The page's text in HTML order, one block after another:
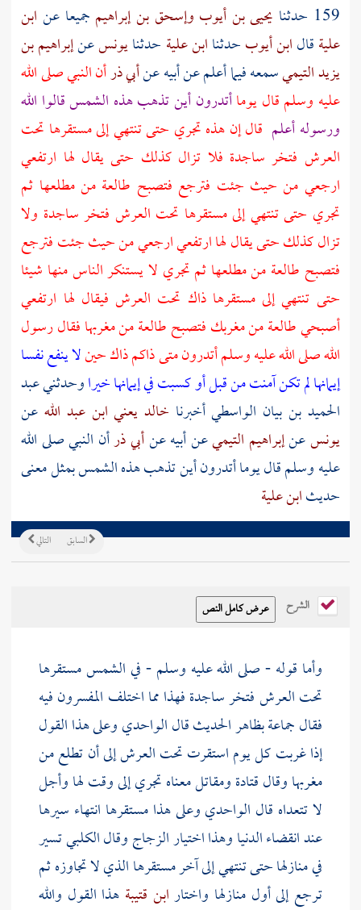
159 حدثنا يحيى بن أيوب وإسحق بن إبراهيم جميعا عن ابن
عليةقالابن أيوبحدثناابن علية حدثنايونسعنإبراهيم بن
يزيد التيميسمعه فيما أعلم عنأبيهعنأبي ذرأن النبي صلى الله
عليه وسلم قال يوماأتدرون أين تذهب هذه الشمس قالوا الله
ورسوله أعلم قال إن هذه تجري حتى تنتهي إلى مستقرها تحت
العرش فتخر ساجدة فلا تزال كذلك حتى يقال لها ارتفعي
ارجعي من حيث جئت فترجع فتصبح طالعة من مطلعها ثم
تجري حتى تنتهي إلى مستقرها تحت العرش فتخر ساجدة ولا
تزال كذلك حتى يقال لها ارتفعي ارجعي من حيث جئت فترجع
فتصبح طالعة من مطلعها ثم تجري لا يستنكر الناس منها شيئا
حتى تنتهي إلى مستقرها ذاك تحت العرش فيقال لها ارتفعي
أصبحي طالعة من مغربك فتصبح طالعة من مغربها فقال رسول
الله صلى الله عليه وسلم أتدرون متى ذاكم ذاك حينلا ينفع نفسا
إيمانها لم تكن آمنت من قبل أو كسبت في إيمانها خيراوحدثنيعبد
الحميد بن بيان الواسطيأخبرنا خالد يعني ابن عبد الله عن
يونسعنإبراهيم التيميعنأبيهعنأبي ذرأن النبي صلى الله
عليه وسلم قال يوما أتدرون أين تذهب هذه الشمس بمثل معنى
حديثابن علية
التالي السابق
الشرح
وأما قوله - صلى الله عليه وسلم - في الشمس مستقرها
تحت العرش فتخر ساجدة فهذا مما اختلف المفسرون فيه
فقال جماعة بظاهر الحديث قالالواحديوعلى هذا القول
إذا غربت كل يوم استقرت تحت العرش إلى أن تطلع من
مغربها وقالقتادةومقاتلمعناه تجري إلى وقت لها وأجل
لا تتعداه قال الواحديوعلى هذا مستقرها انتهاء سيرها
عند انقضاء الدنيا وهذا اختيارالزجاجوقالالكلبيتسير
في منازلها حتى تنتهي إلى آخر مستقرها الذي لا تجاوزه ثم
ترجع إلى أول منازلها واختارابن قتيبة هذا القول والله